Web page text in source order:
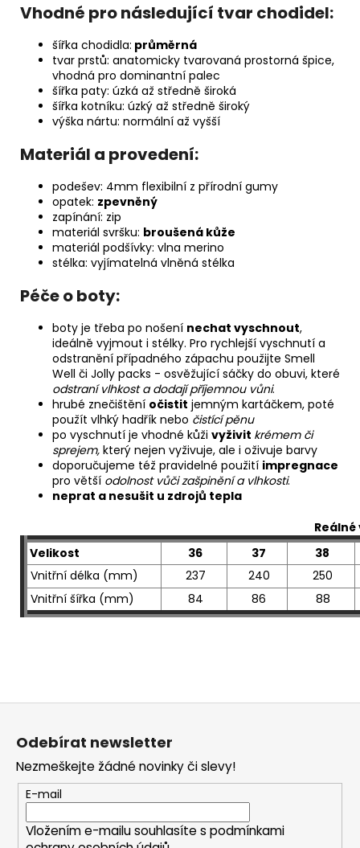
Vhodné pro následující tvar chodidel:
šířka chodidla: průměrná
tvar prstů: anatomicky tvarovaná prostorná špice,
vhodná pro dominantní palec
šířka paty: úzká až středně široká
šířka kotníku: úzký až středně široký
výška nártu: normální až vyšší
Materiál a provedení:
podešev: 4mm flexibilní z přírodní gumy
opatek: zpevněný
zapínání: zip
materiál svršku: broušená kůže
materiál podšívky: vlna merino
stélka: vyjímatelná vlněná stélka
Péče o boty:
boty je třeba po nošení nechat vyschnout,
ideálně vyjmout i stélky. Pro rychlejší vyschnutí a
odstranění případného zápachu použijte Smell
Well či Jolly packs - osvěžující sáčky do obuvi, které
odstraní vlhkost a dodají příjemnou vůni.
hrubé znečištění očistit jemným kartáčkem, poté
použít vlhký hadřík nebo čistící pěnu
po vyschnutí je vhodné kůži vyživit krémemči
sprejem, který nejen vyživuje, ale i oživuje barvy
doporučujeme též pravidelné použití impregnace
pro větší odolnost vůči zašpinění a vlhkosti.
neprat a nesušit u zdrojů tepla
Velikost
36 37
38
Vnitřní délka (mm)
237 240
250
Vnitřní šířka (mm)
84 86 88
Z
Odebírat newsletter
Nezmeškejte žádné novinky či slevy!
E-mail
Vložením e-mailu souhlasíte s podmínkami